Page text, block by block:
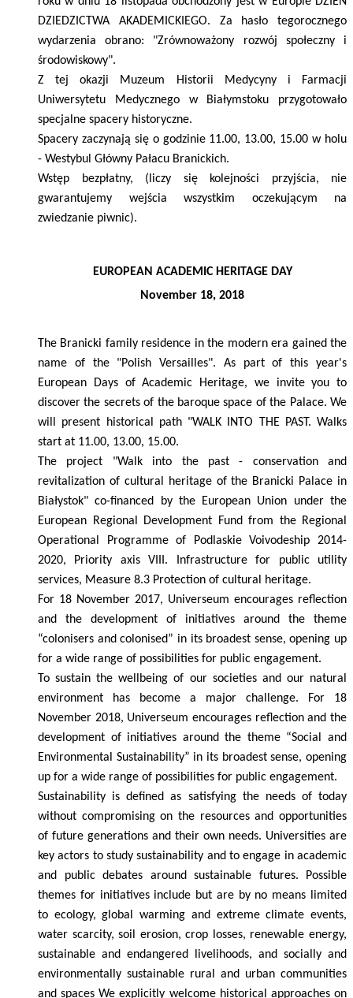
DZIEDZICTWA AKADEMICKIEGO. Za hasło tegorocznego
wydarzenia obrano: "Zrównoważony rozwój społeczny i
środowiskowy".
Z tej okazji Muzeum Historii Medycyny i Farmacji
Uniwersytetu Medycznego w Białymstoku przygotowało
specjalne spacery historyczne.
Spacery zaczynają się o godzinie 11.00, 13.00, 15.00 w holu
- Westybul Główny Pałacu Branickich.
Wstęp bezpłatny, (liczy się kolejności przyjścia, nie
gwarantujemy wejścia wszystkim oczekującym na
zwiedzanie piwnic).
EUROPEAN ACADEMIC HERITAGE DAY
November 18, 2018
The Branicki family residence in the modern era gained the
name of the "Polish Versailles". As part of this year's
European Days of Academic Heritage, we invite you to
discover the secrets of the baroque space of the Palace. We
will present historical path "WALK INTO THE PAST. Walks
start at 11.00, 13.00, 15.00.
The project "Walk into the past - conservation and
revitalization of cultural heritage of the Branicki Palace in
Białystok" co-financed by the European Union under the
European Regional Development Fund from the Regional
Operational Programme of Podlaskie Voivodeship 2014-
2020, Priority axis VIII. Infrastructure for public utility
services, Measure 8.3 Protection of cultural heritage.
For 18 November 2017, Universeum encourages reflection
and the development of initiatives around the theme
“colonisers and colonised” in its broadest sense, opening up
for a wide range of possibilities for public engagement.
To sustain the wellbeing of our societies and our natural
environment has become a major challenge. For 18
November 2018, Universeum encourages reflection and the
development of initiatives around the theme “Social and
Environmental Sustainability” in its broadest sense, opening
up for a wide range of possibilities for public engagement.
Sustainability is defined as satisfying the needs of today
without compromising on the resources and opportunities
of future generations and their own needs. Universities are
key actors to study sustainability and to engage in academic
and public debates around sustainable futures. Possible
themes for initiatives include but are by no means limited
to ecology, global warming and extreme climate events,
water scarcity, soil erosion, crop losses, renewable energy,
sustainable and endangered livelihoods, and socially and
environmentally sustainable rural and urban communities
and spaces We explicitly welcome historical approaches on